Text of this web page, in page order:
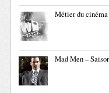
Métier du
Mad Men –